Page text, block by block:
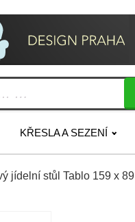
KŘESLA A SEZENÍ
jídelní stůl Tablo 159 x